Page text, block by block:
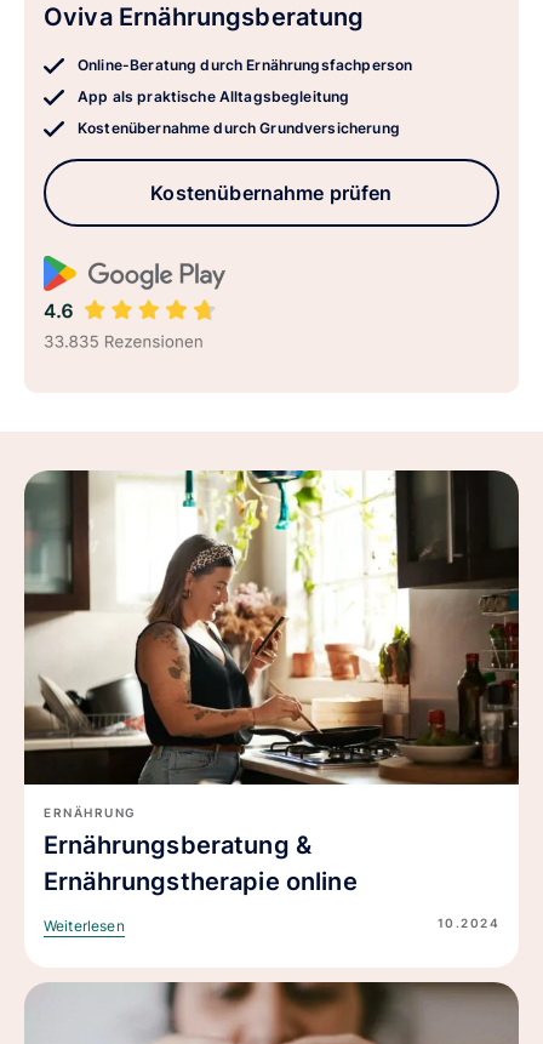
Oviva Ernährungsberatung
Online-Beratung durch Ernährungsfachperson
App als praktische Alltagsbegleitung
Kostenübernahme durch Grundversicherung
Kostenübernahme prüfen
ERNÄHRUNG
Ernährungsberatung &
Ernährungstherapie online
Weiterlesen 10.2024